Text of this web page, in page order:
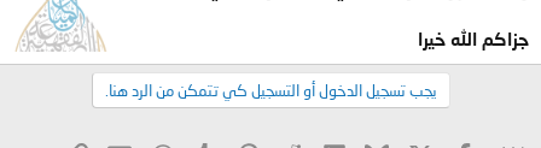
جزاكم الله خيرا
يجب تسجيل الدخول أو التسجيل كي تتمكن من الرد هنا.